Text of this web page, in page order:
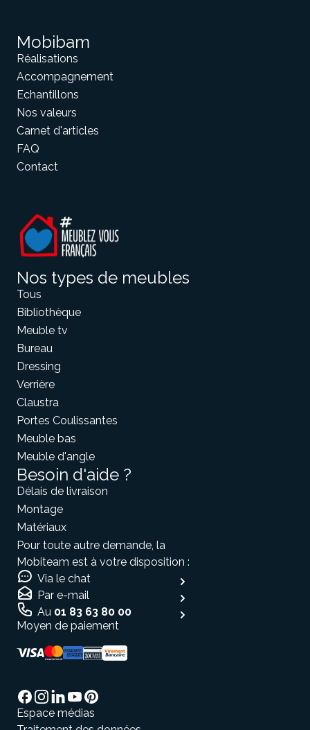
Mobibam
Réalisations
Accompagnement
Echantillons
Nos valeurs
Carnet d'articles
FAQ
Contact
Nos types de meubles
Tous
Bibliothèque
Meuble tv
Bureau
Dressing
Verrière
Claustra
Portes Coulissantes
Meuble bas
Meuble d'angle
Besoin d'aide ?
Délais de livraison
Montage
Matériaux
Pour toute autre demande, la
Mobiteam est à votre disposition :
Via le chat
Par e-mail
Au 01 83 63 80 00
Moyen de paiement
Espace médias